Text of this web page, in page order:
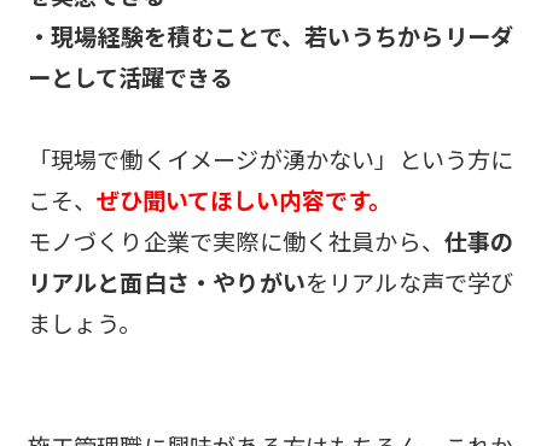
・現場経験を積むことで、若いうちからリーダ
ーとして活躍できる
「現場で働くイメージが湧かない」という方に
こそ、 ぜひ聞いてほしい内容です。
モノづくり企業で実際に働く社員から、 仕事の
リアルと面白さ・やりがいをリアルな声で学び
ましょう。